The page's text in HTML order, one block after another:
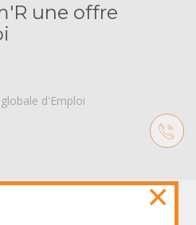
une offre
d'Emploi
×